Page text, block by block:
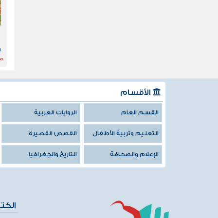
الأقسام
القسم العام الروايات العربية
التعليم وتربية الأطفال القصص القصيرة
الإعلام والصحافة التاريخ والجغرافيا